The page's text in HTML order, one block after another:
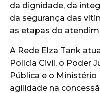
da dignidade, da
da segurança das
as etapas do
A Rede Elza Tank
Polícia Civil, o Poder
Pública e o
agilidade na